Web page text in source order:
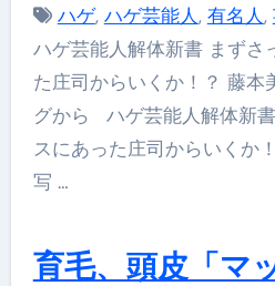
ハゲ, ハゲ芸能人, 有名人,
ハゲ芸能人解体新書 まずさ
た庄司からいくか！？ 藤本
グから ハゲ芸能人解体新
スにあった庄司からいくか
写 …
育毛、頭皮「マ